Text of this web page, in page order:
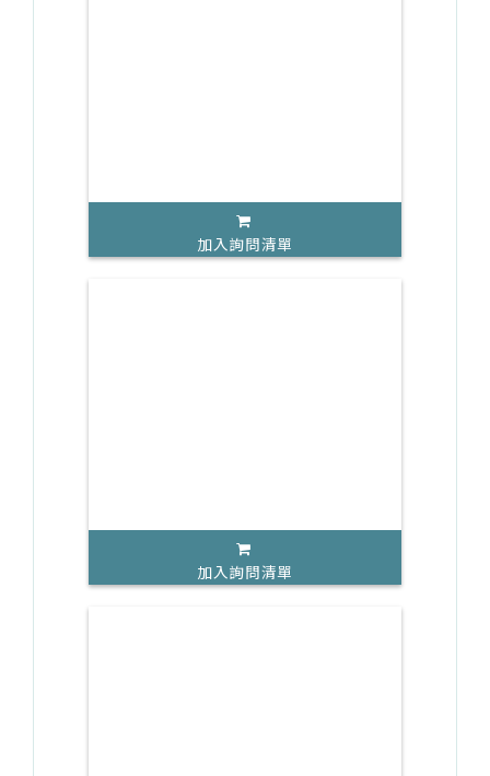
加入詢問清單
加入詢問清單